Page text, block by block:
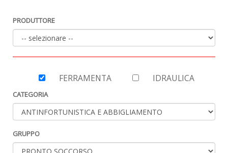
PRODUTTORE
FERRAMENTA IDRAULICA
CATEGORIA
GRUPPO